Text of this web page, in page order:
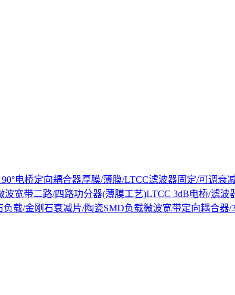
电桥定向耦合器厚膜/薄膜/LTCC滤波器固定/可调衰
波宽带二路/四路功分器(薄膜工艺)LTCC 3dB电桥/滤波
负载/金刚石衰减片/陶瓷SMD负载微波宽带定向耦合器/